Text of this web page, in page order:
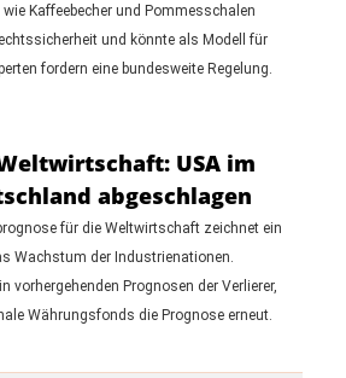
Kaffeebecher und Pommesschalen
und könnte als Modell für
fordern eine bundesweite Regelung.
USA im
abgeschlagen
für die Weltwirtschaft zeichnet ein
Wachstum der Industrienationen.
vorhergehenden Prognosen der Verlierer,
Währungsfonds die Prognose erneut.